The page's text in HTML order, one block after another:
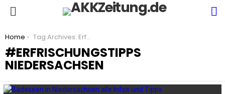
You are here:
Home Tag Archives: Erfrischungstipps Niedersachsen
ERFRISCHUNGSTIPPS
NIEDERSACHSEN